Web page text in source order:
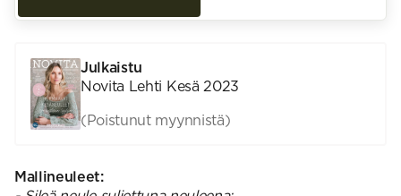
Julkaistu
Novita Lehti Kesä 2023
(Poistunut myynnistä)
Mallineuleet: